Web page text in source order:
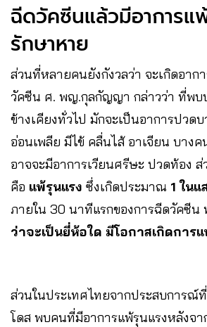
ฉีดวัคซีนแล้วมีอาการแ
รักษาหาย
ส่วนที่หลายคนยังกังวลว่า จะเกิดอาก
วัคซีน ศ. พญ.กุลกัญญา กล่าวว่า ที่พบ
ข้างเคียงทั่วไป มักจะเป็นอาการปวด
อ่อนเพลีย มีไข้ คลื่นไส้ อาเจียน บาง
อาจจะมีอาการเวียนศรีษะ ปวดท้อง
คือ แพ้รุนแรง ซึ่งเกิดประมาณ 1 ใน
ภายใน 30 นาทีแรกของการฉีดวัคซีน
ว่าจะเป็นยี่ห้อใด มีโอกาสเกิดการ
ส่วนในประเทศไทยจากประสบการณ์
โดส พบคนที่มีอาการแพ้รุนแรงหลังจา